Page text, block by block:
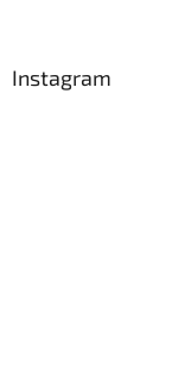
Instagram